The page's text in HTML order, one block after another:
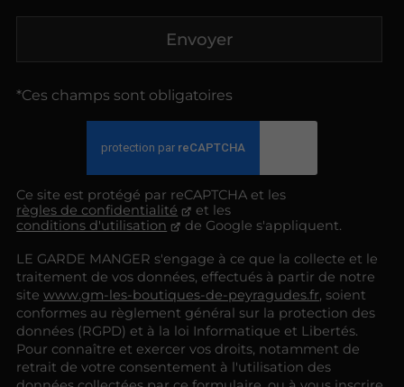
Envoyer
*Ces champs sont obligatoires
Ce site est protégé par reCAPTCHA et les
règles de confidentialité
et les
conditions d'utilisation
de Google s'appliquent.
LE GARDE MANGER s'engage à ce que la collecte et le
traitement de vos données, effectués à partir de notre
sitewww.gm-les-boutiques-de-peyragudes.fr, soient
conformes au règlement général sur la protection des
données (RGPD) et à la loi Informatique et Libertés.
Pour connaître et exercer vos droits, notamment de
retrait de votre consentement à l'utilisation des